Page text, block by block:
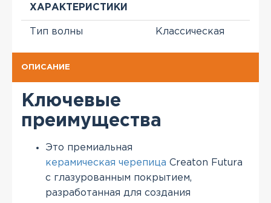
ХАРАКТЕРИСТИКИ
Тип волны Классическая
ОПИСАНИЕ
Ключевые
преимущества
Это премиальная
керамическая черепица Creaton Futura
с глазурованным покрытием,
разработанная для создания